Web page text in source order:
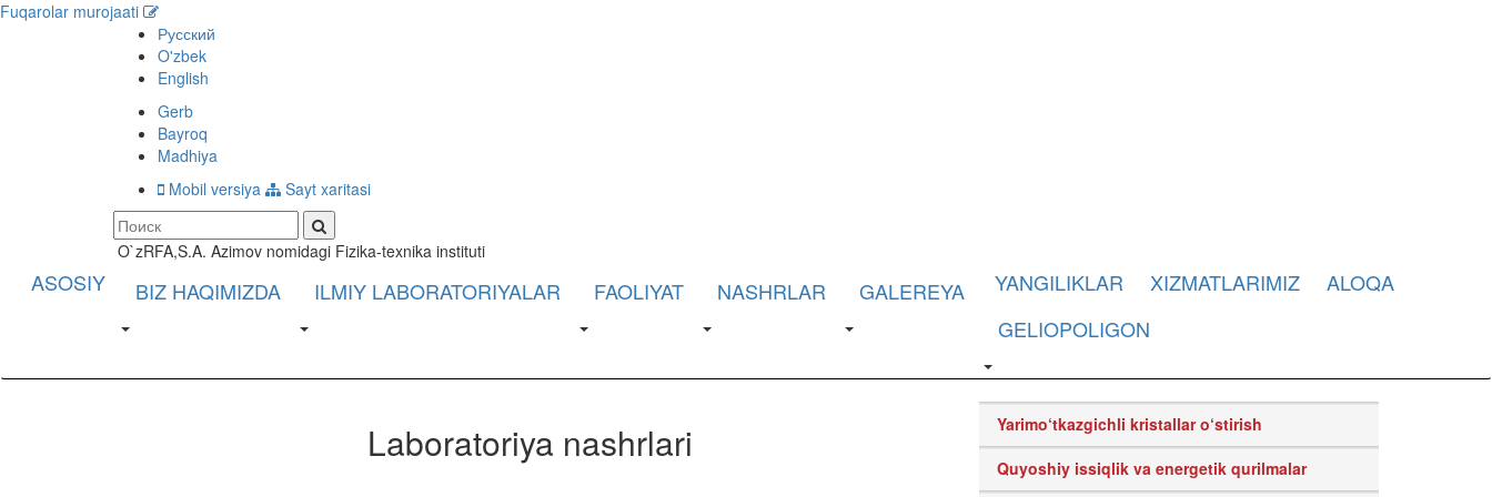
Fuqarolar murojaati
Русский
O'zbek
English
Gerb
Bayroq
Madhiya
Mobil versiya
Sayt xaritasi
O`zRFA,S.A. Azimov nomidagi Fizika-texnika instituti
ASOSIY BIZ HAQIMIZDA ILMIY LABORATORIYALAR FAOLIYAT NASHRLAR GALEREYA YANGILIKLAR XIZMATLARIMIZ
ALOQA
GELIOPOLIGON
Laboratoriya nashrlari
Yarimo‘tkazgichli kristallar o‘stirish
Quyoshiy issiqlik va energetik qurilmalar